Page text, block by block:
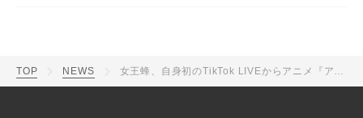
TOP NEWS 女王蜂、自身初のTikTok LIVEからアニメ『アンデッドアンラック』OPテーマ「01」のライブ映像を公開